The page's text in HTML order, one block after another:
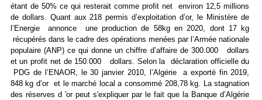
étant de 50% ce qui resterait comme profit net environ 12,5 millions
de dollars. Quant aux 218 permis d’exploitation d’or, le Ministère de
l’Energie annonce une production de 58kg en 2020, dont 17 kg
récupérés dans le cadre des opérations menées par l’Armée nationale
populaire (ANP) ce qui donne un chiffre d’affaire de 300.000 dollars
et un profit net de 150.000 dollars. Selon la déclaration officielle du
PDG de l’ENAOR, le 30 janvier 2010, l’Algérie a exporté fin 2019,
848 kg d’or et le marché local a consommé 208,78 kg. La stagnation
des réserves d 'or peut s'expliquer par le fait que la Banque d’Algérie